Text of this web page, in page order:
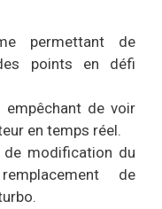
permettant de
points en défi
empêchant de voir
en temps réel.
de modification du
de